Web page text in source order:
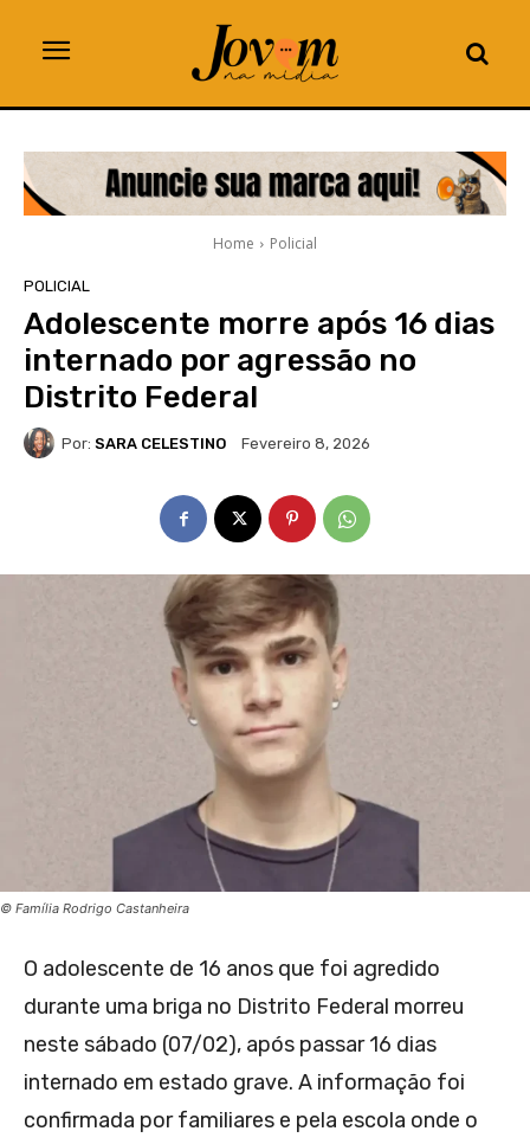
Home Policial
POLICIAL
Adolescente morre após 16 dias
internado por agressão no
Distrito Federal
Por: SARA CELESTINO Fevereiro 8, 2026
© Família Rodrigo Castanheira
O adolescente de 16 anos que foi agredido
durante uma briga no Distrito Federal morreu
neste sábado (07/02), após passar 16 dias
internado em estado grave. A informação foi
confirmada por familiares e pela escola onde o